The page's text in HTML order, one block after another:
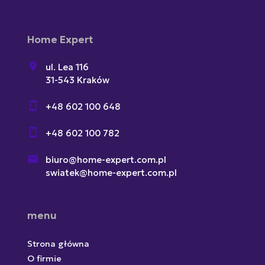
Home Expert
ul. Lea 116
31-543 Kraków
+48 602 100 648
+48 602 100 782
biuro@home-expert.com.pl
swiatek@home-expert.com.pl
menu
Strona główna
O firmie